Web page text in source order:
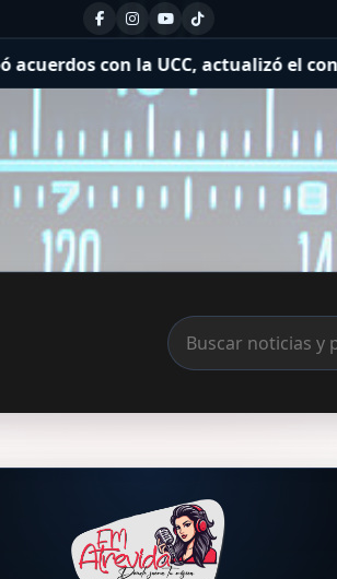
con la UCC, actualizó el